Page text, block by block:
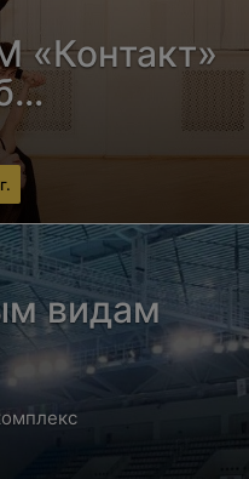
«Мэта»
видам